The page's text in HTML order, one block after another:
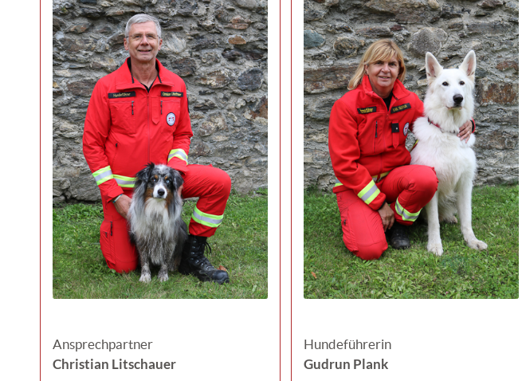
Ansprechpartner
Christian Litschauer
Hundeführerin
Gudrun Plank